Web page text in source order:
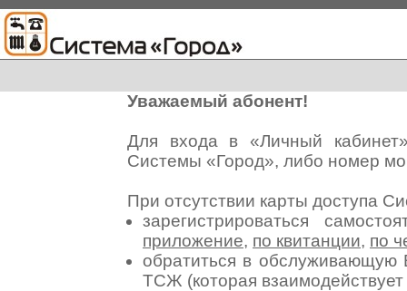
Уважаемый абонент!
Для входа в «Личный
Системы «Город», либо номер
При отсутствии карты доступа
зарегистрироваться
приложение, по квитанции, по
обратиться в
ТСЖ (которая